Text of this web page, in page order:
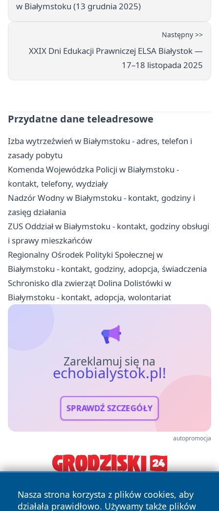
w Białymstoku (13 grudnia 2025)
Następny >>
XXIX Dni Edukacji Prawniczej ELSA Białystok —
17–18 listopada 2025
Przydatne dane teleadresowe
Izba wytrzeźwień w Białymstoku - adres, telefon i
zasady pobytu
Komenda Wojewódzka Policji w Białymstoku -
kontakt, telefony, wydziały
Nadzór Wodny w Białymstoku - kontakt, godziny i
zasięg działania
ZUS Oddział w Białymstoku - kontakt, godziny obsługi
i sprawy mieszkańców
Regionalny Ośrodek Polityki Społecznej w
Białymstoku - kontakt, godziny, adopcja, świadczenia
Schronisko dla zwierząt Dolina Dolistówki w
Białymstoku - kontakt, adopcja, wolontariat
Zareklamuj się na
echobialystok.pl!
SPRAWDŹ SZCZEGÓŁY
autopromocja
Nasza strona korzysta z plików cookies, aby
działała prawidłowo. Używamy także plików